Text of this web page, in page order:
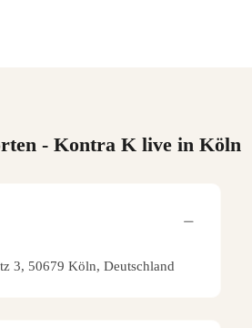
- Kontra K live in Köln
3, 50679 Köln, Deutschland